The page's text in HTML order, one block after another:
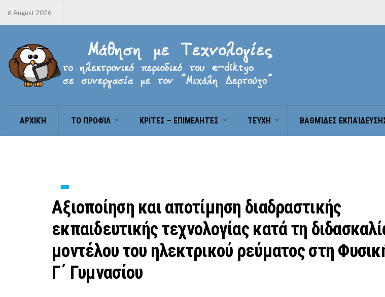
6 August 2026
ΑΡΧΙΚΉ ΤΟ ΠΡΟΦΊΛ ΚΡΙΤΈΣ – ΕΠΙΜΕΛΗΤΈΣ ΤΕΎΧΗ BΑΘΜΊΔΕΣ
Αξιοποίηση και αποτίμηση διαδραστικής
εκπαιδευτικής τεχνολογίας κατά τη
μοντέλου του ηλεκτρικού ρεύματος στη
Γ΄ Γυμνασίου